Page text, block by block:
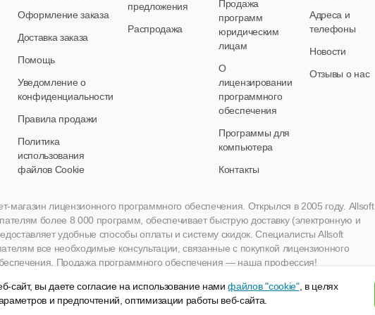
Оформление заказа
Доставка заказа
Помощь
Уведомление о
конфиденциальности
Правила продажи
Политика
использования
файлов Cookie
предложения
Распродажа
Продажа
программ
юридическим
лицам
О
лицензировании
программного
обеспечения
Программы для
компьютера
Контакты
Адреса и
телефоны
Новости
Отзывы о нас
магазин лицензионного программного обеспечения. Открылся в 2005 году. Allsoft
более 8 000 программ, обеспечивает быструю доставку (электронную и
удобные способы оплаты и систему скидок. Специалисты Allsoft
все необходимые консультации, связанные с покупкой лицензионного
Продажа программного обеспечения — наша профессия!
сайт, вы даете согласие на использование намифайлов "cookie", в целях
и предпочтений, оптимизации работы веб-сайта.